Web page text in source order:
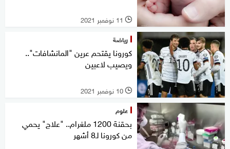
l 11 نوفمبر 2021
رياضة
كورونا يقتحم عرين "المانشافات"..
ويصيب لاعبين
l 10 نوفمبر 2021
علوم
بحقنة 1200 ملغرام.. "علاج" يحمي
من كورونا لـ8 أشهر